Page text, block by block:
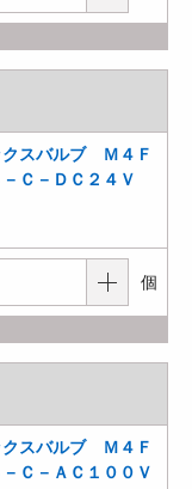
スバルブ Ｍ４Ｆ
Ｃ－ＤＣ２４Ｖ
個
スバルブ Ｍ４Ｆ
Ｃ－ＡＣ１００Ｖ